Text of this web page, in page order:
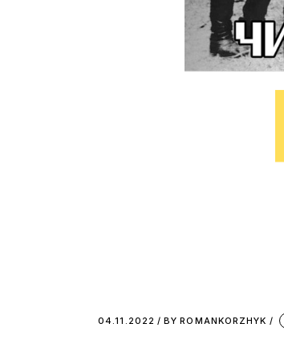
04.11.2022 BY ROMANKORZHYK